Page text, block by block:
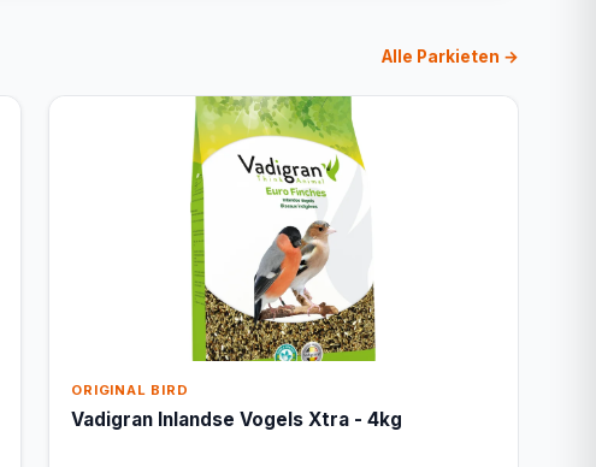
Alle Parkieten →
ORIGINAL BIRD
Vadigran Inlandse Vogels Xtra - 4kg